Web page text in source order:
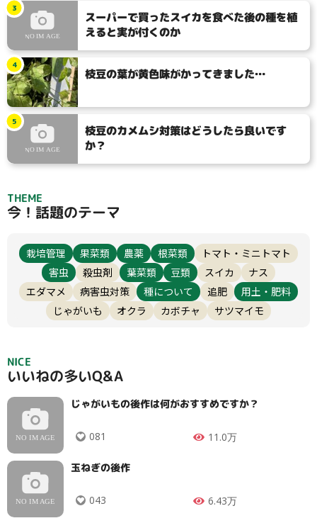
大テーマ 害虫
小テーマ
リセット
スーパーで買ったスイカを食べた後の種を植
えると実が付くのか
3
枝豆の葉が黄色味がかってきました…
4
枝豆のカメムシ対策はどうしたら良いです
か？
5
THEME
今！話題のテーマ
栽培管理 果菜類 農薬 根菜類
トマト・ミニトマト
害虫
殺虫剤 葉菜類 豆類 スイカ
ナス
エダマメ
病害虫対策 種について 追肥
用土・肥料
じゃがいも
オクラ カボチャ サツマイモ
NICE
いいねの多いQ&A
じゃがいもの後作は何がおすすめですか？
081 11.0万
玉ねぎの後作
043 6.43万